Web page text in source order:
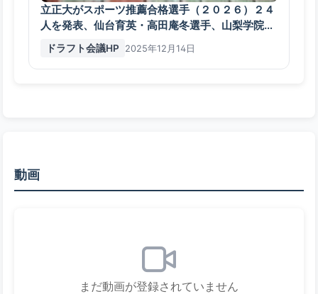
立正大がスポーツ推薦合格選手（２０２６）２４
人を発表、仙台育英・高田庵冬選手、山梨学院・
横山悠捕手、浦和学院・垣内凌など
ドラフト会議HP 2025年12月14日
動画
まだ動画が登録されていません